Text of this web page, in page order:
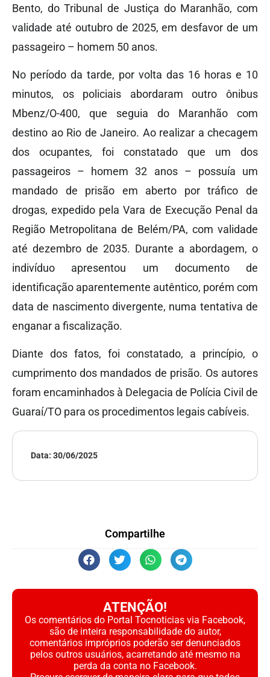
Bento, do Tribunal de Justiça do Maranhão, com
validade até outubro de 2025, em desfavor de um
passageiro – homem 50 anos.
No período da tarde, por volta das 16 horas e 10
minutos, os policiais abordaram outro ônibus
Mbenz/O-400, que seguia do Maranhão com
destino ao Rio de Janeiro. Ao realizar a checagem
dos ocupantes, foi constatado que um dos
passageiros – homem 32 anos – possuía um
mandado de prisão em aberto por tráfico de
drogas, expedido pela Vara de Execução Penal da
Região Metropolitana de Belém/PA, com validade
até dezembro de 2035. Durante a abordagem, o
indivíduo apresentou um documento de
identificação aparentemente autêntico, porém com
data de nascimento divergente, numa tentativa de
enganar a fiscalização.
Diante dos fatos, foi constatado, a princípio, o
cumprimento dos mandados de prisão. Os autores
foram encaminhados à Delegacia de Polícia Civil de
Guaraí/TO para os procedimentos legais cabíveis.
Data: 30/06/2025
Compartilhe
ATENÇÃO!
Os comentários do Portal Tocnoticias via Facebook,
são de inteira responsabilidade do autor,
comentários impróprios poderão ser denunciados
pelos outros usuários, acarretando até mesmo na
perda da conta no Facebook.